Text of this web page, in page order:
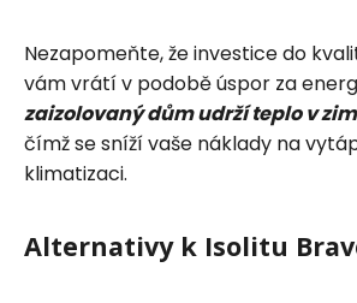
Nezapomeňte, že investice do
vám vrátí v podobě úspor za
zaizolovaný dům udrží teplo v
čímž se sníží vaše náklady na
klimatizaci.
Alternativy k Isolitu